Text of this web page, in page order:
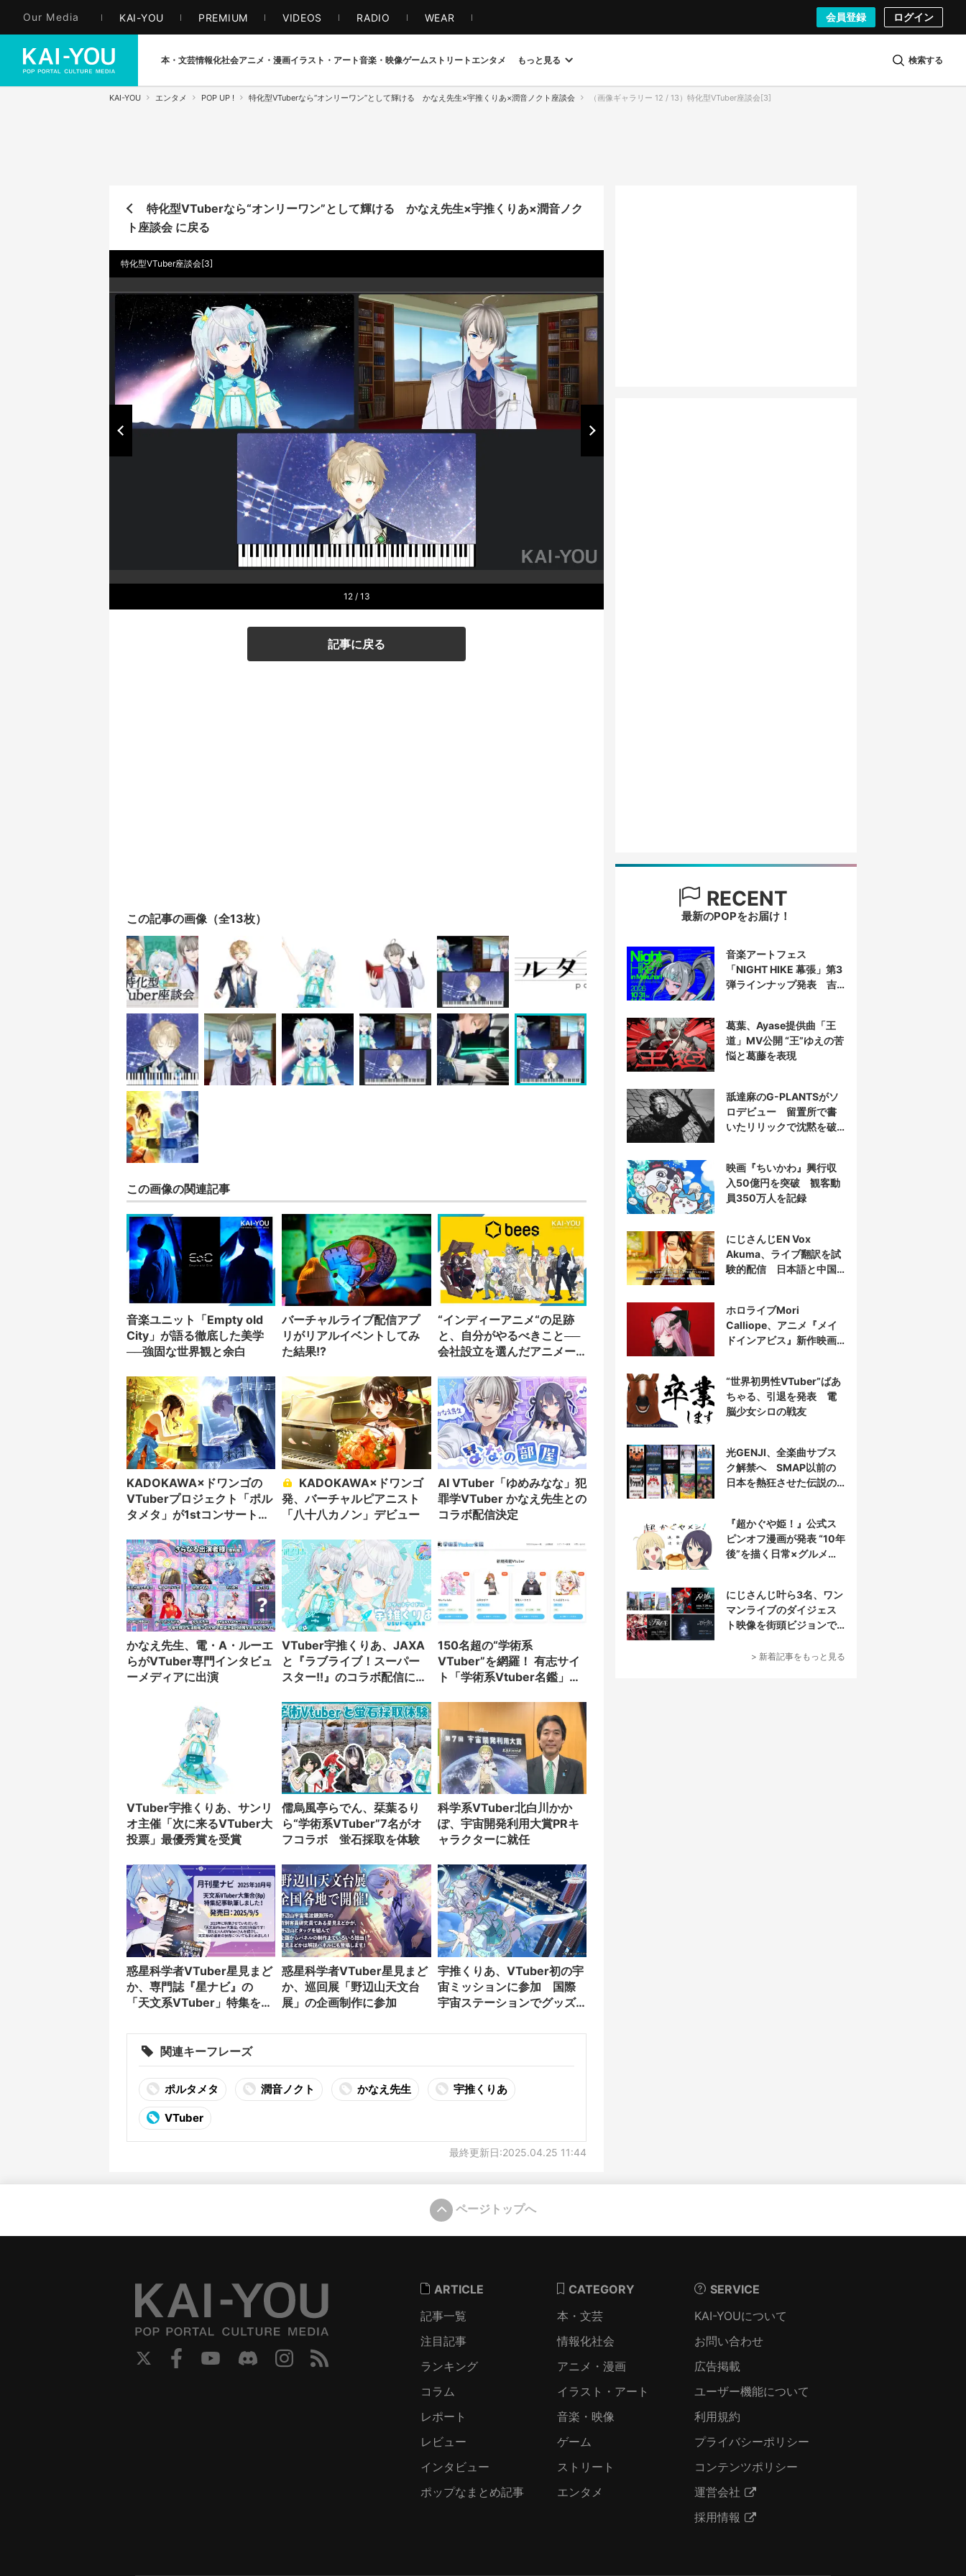
Our Media KAI-YOU PREMIUM VIDEOS RADIO WEAR 会員登録 ログイン
本・文芸情報化社会アニメ・漫画イラスト・アート音楽・映像ゲームストリート エンタメ もっと見る 検索する
KAI-YOU エンタメ POP UP ! 特化型VTuberなら“オンリーワン”として輝ける かなえ先生×宇推くりあ×潤音ノクト座談会 （画像ギャラリー 12 / 13）特化型VTuber座談会[3]
特化型VTuberなら“オンリーワン”として輝ける かなえ先生×宇推くりあ×潤音ノク
ト座談会 に戻る
特化型VTuber座談会[3]
12/ 13
記事に戻る
この記事の画像（全13枚）
この画像の関連記事
音楽ユニット「Empty old
City」が語る徹底した美学
──強固な世界観と余白
バーチャルライブ配信アプ
リがリアルイベントしてみ
た結果!?
“インディーアニメ“の足跡
と、自分がやるべきこと──
会社設立を選んだアニメー
KADOKAWA×ドワンゴの
VTuberプロジェクト「ポル
タメタ」が1stコンサート開
発、バーチャルピアニスト
「八十八カノン」デビュー
AI VTuber「ゆめみなな」犯
罪学VTuber かなえ先生との
コラボ配信決定
かなえ先生、電・A・ルーエ
らがVTuber専門インタビュ
ーメディアに出演
VTuber宇推くりあ、JAXA
と『ラブライブ！スーパー
スター!!』のコラボ配信に出
150名超の“学術系
VTuber”を網羅！ 有志サイ
ト「学術系Vtuber名鑑」が
VTuber宇推くりあ、サンリ
オ主催「次に来るVTuber大
投票」最優秀賞を受賞
儒烏風亭らでん、栞葉るり
ら“学術系VTuber”7名がオ
フコラボ 蛍石採取を体験
科学系VTuber北白川かか
ぽ、宇宙開発利用大賞PRキ
ャラクターに就任
惑星科学者VTuber星見まど
か、専門誌『星ナビ』の
「天文系VTuber」特集を執
惑星科学者VTuber星見まど
か、巡回展「野辺山天文台
展」の企画制作に参加
宇推くりあ、VTuber初の宇
宙ミッションに参加 国際
宇宙ステーションでグッズ
関連キーフレーズ
ポルタメタ 潤音ノクト かなえ先生 宇推くりあ
VTuber
最終更新日:2025.04.25 11:44
RECENT
最新のPOPをお届け！
音楽アートフェス
「NIGHT HIKE 幕張」第3
弾ラインナップ発表 吉
葛葉、Ayase提供曲「王
道」MV公開 “王”ゆえの苦
悩と葛藤を表現
舐達麻のG-PLANTSがソ
ロデビュー 留置所で書
いたリリックで沈黙を破
映画『ちいかわ』興行収
入50億円を突破 観客動
員350万人を記録
にじさんじEN Vox
Akuma、ライブ翻訳を試
験的配信 日本語と中国
ホロライブMori
Calliope、アニメ『メイ
ドインアビス』新作映画
“世界初男性VTuber”ばあ
ちゃる、引退を発表 電
脳少女シロの戦友
光GENJI、全楽曲サブス
ク解禁へ SMAP以前の
日本を熱狂させた伝説の
『超かぐや姫！』公式ス
ピンオフ漫画が発表 “10年
後”を描く日常×グルメ作
にじさんじ叶ら3名、ワン
マンライブのダイジェス
ト映像を街頭ビジョンで
> 新着記事をもっと見る
ページトップへ
ARTICLE
記事一覧
注目記事
ランキング
コラム
レポート
レビュー
インタビュー
ポップなまとめ記事
CATEGORY
本・文芸
情報化社会
アニメ・漫画
イラスト・アート
音楽・映像
ゲーム
ストリート
エンタメ
SERVICE
KAI-YOUについて
お問い合わせ
広告掲載
ユーザー機能について
利用規約
プライバシーポリシー
コンテンツポリシー
運営会社
採用情報